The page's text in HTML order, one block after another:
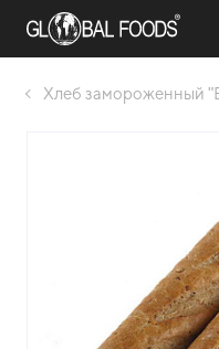
Хлеб замороженный